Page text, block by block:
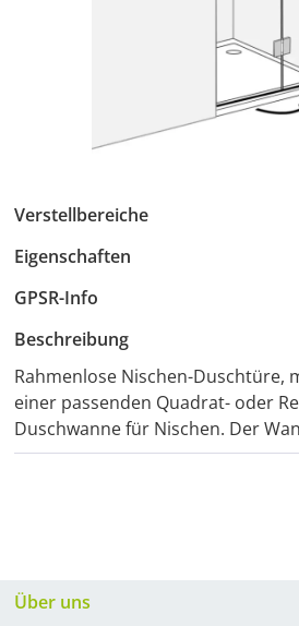
Verstellbereiche
Eigenschaften
GPSR-Info
Beschreibung
Rahmenlose Nischen-Duschtüre,
einer passenden Quadrat- oder
Duschwanne für Nischen. Der
Über uns